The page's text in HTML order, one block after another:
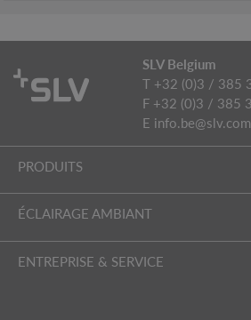
SLV Belgium
T +32 (0)3 / 385
F +32 (0)3 / 385
E info.be@slv.com
PRODUITS
ÉCLAIRAGE AMBIANT
ENTREPRISE & SERVICE